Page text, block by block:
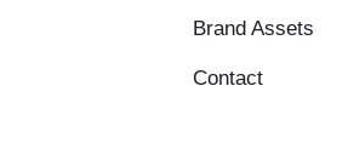
Brand Assets
Contact